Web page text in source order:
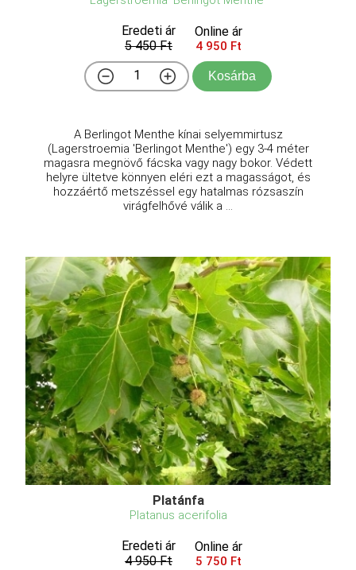
Eredeti ár
5 450 Ft
Online ár
4 950 Ft
Kosárba
A Berlingot Menthe kínai selyemmirtusz
(Lagerstroemia 'Berlingot Menthe') egy 3-4 méter
magasra megnövő fácska vagy nagy bokor. Védett
helyre ültetve könnyen eléri ezt a magasságot, és
hozzáértő metszéssel egy hatalmas rózsaszín
virágfelhővé válik a ...
Platánfa
Platanus acerifolia
Eredeti ár
4 950 Ft
Online ár
5 750 Ft